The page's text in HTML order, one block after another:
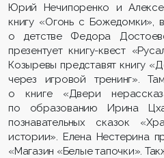
Юрий Нечипоренко и
книгу «Огонь с Божедомки»,
о детстве Федора
презентует книгу-квест
Козыревы представят книгу
через игровой тренинг».
о книге «Двери
по образованию Ирина
познавательных сказок
истории». Елена Нестерина
«Магазин «Белые тапочки».